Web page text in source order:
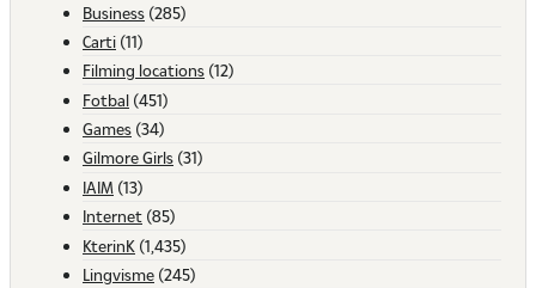
Business (285)
Carti (11)
Filming locations (12)
Fotbal (451)
Games (34)
Gilmore Girls (31)
IAIM (13)
Internet (85)
KterinK (1,435)
Lingvisme (245)